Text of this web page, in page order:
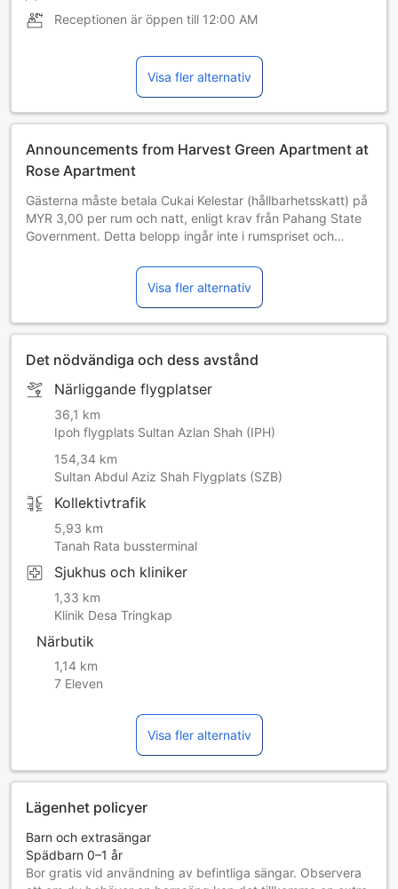
Receptionen är öppen till 12:00 AM
Visa fler alternativ
Announcements from Harvest Green Apartment at
Rose Apartment
Gästerna måste betala Cukai Kelestar (hållbarhetsskatt) på
MYR 3,00 per rum och natt, enligt krav från Pahang State
Government. Detta belopp ingår inte i rumspriset och
Visa fler alternativ
Det nödvändiga och dess avstånd
Närliggande flygplatser
36,1 km
Ipoh flygplats Sultan Azlan Shah (IPH)
154,34 km
Sultan Abdul Aziz Shah Flygplats (SZB)
Kollektivtrafik
5,93 km
Tanah Rata bussterminal
Sjukhus och kliniker
1,33 km
Klinik Desa Tringkap
Närbutik
1,14 km
7 Eleven
Visa fler alternativ
Lägenhet policyer
Barn och extrasängar
Spädbarn 0–1 år
Bor gratis vid användning av befintliga sängar. Observera